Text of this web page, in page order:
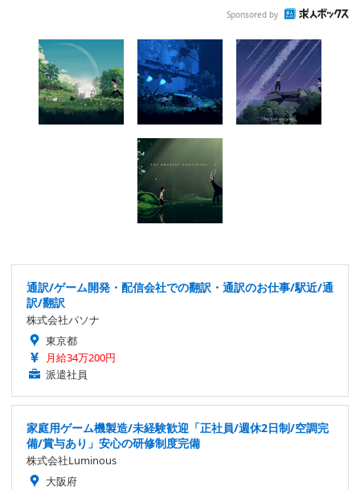
Sponsored by
通訳/ゲーム開発・配信会社での翻訳・通訳のお仕事/駅近/通
訳/翻訳
株式会社パソナ
東京都
月給34万200円
派遣社員
家庭用ゲーム機製造/未経験歓迎「正社員/週休2日制/空調完
備/賞与あり」安心の研修制度完備
株式会社Luminous
大阪府